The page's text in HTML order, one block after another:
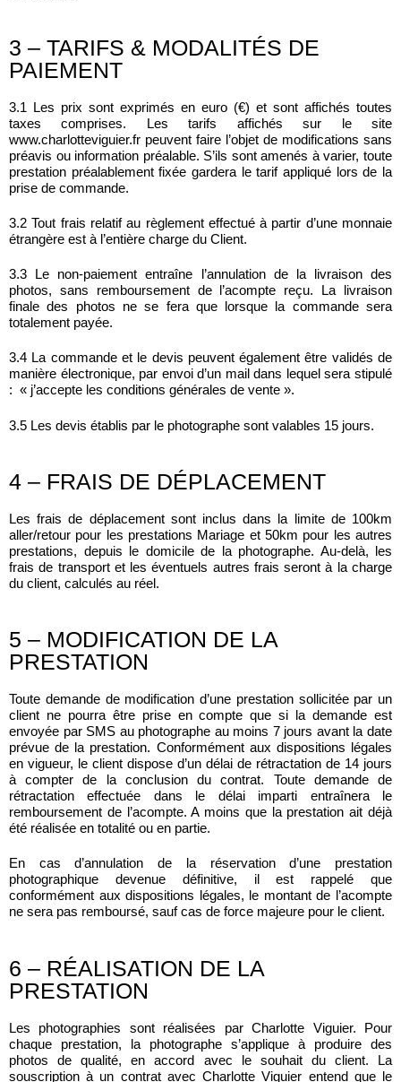
3 – TARIFS & MODALITÉS DE
PAIEMENT
3.1 Les prix sont exprimés en euro (€) et sont affichés toutes
taxes comprises. Les tarifs affichés sur le site
www.charlotteviguier.fr peuvent faire l’objet de modifications sans
préavis ou information préalable. S’ils sont amenés à varier, toute
prestation préalablement fixée gardera le tarif appliqué lors de la
prise de commande.
3.2 Tout frais relatif au règlement effectué à partir d’une monnaie
étrangère est à l’entière charge du Client.
3.3 Le non-paiement entraîne l’annulation de la livraison des
photos, sans remboursement de l’acompte reçu. La livraison
finale des photos ne se fera que lorsque la commande sera
totalement payée.
3.4 La commande et le devis peuvent également être validés de
manière électronique, par envoi d’un mail dans lequel sera stipulé
: « j’accepte les conditions générales de vente ».
3.5 Les devis établis par le photographe sont valables 15 jours.
4 – FRAIS DE DÉPLACEMENT
Les frais de déplacement sont inclus dans la limite de 100km
aller/retour pour les prestations Mariage et 50km pour les autres
prestations, depuis le domicile de la photographe. Au-delà, les
frais de transport et les éventuels autres frais seront à la charge
du client, calculés au réel.
5 – MODIFICATION DE LA
PRESTATION
Toute demande de modification d’une prestation sollicitée par un
client ne pourra être prise en compte que si la demande est
envoyée par SMS au photographe au moins 7 jours avant la date
prévue de la prestation. Conformément aux dispositions légales
en vigueur, le client dispose d’un délai de rétractation de 14 jours
à compter de la conclusion du contrat. Toute demande de
rétractation effectuée dans le délai imparti entraînera le
remboursement de l’acompte. A moins que la prestation ait déjà
été réalisée en totalité ou en partie.
En cas d’annulation de la réservation d’une prestation
photographique devenue définitive, il est rappelé que
conformément aux dispositions légales, le montant de l’acompte
ne sera pas remboursé, sauf cas de force majeure pour le client.
6 – RÉALISATION DE LA
PRESTATION
Les photographies sont réalisées par Charlotte Viguier. Pour
chaque prestation, la photographe s’applique à produire des
photos de qualité, en accord avec le souhait du client. La
souscription à un contrat avec Charlotte Viguier entend que le